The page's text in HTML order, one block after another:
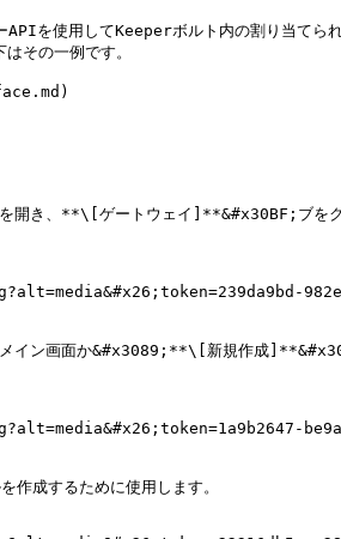
を使用してKeeperボルト内の割り当てら
その一例です。
を開き、**\[ゲートウェイ]**&#x30BF;ブ
のメイン画面か&#x3089;**\[新規作成
作成するために使用します。